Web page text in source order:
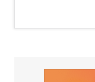
5. Kígyóbűvölés -
- Augeiasz